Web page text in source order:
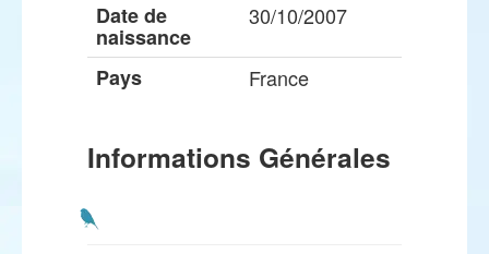
Date de
naissance
30/10/2007
Pays France
Informations Générales